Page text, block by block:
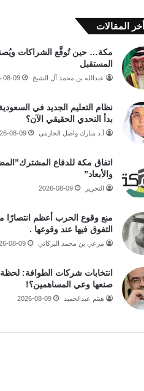
أخر المقالات
مكة… حين تُوقَّع الشراكات
المستقبل
عبدالله بن محمد آل الشيخ 08-09
نظام التعليم الجديد في
بدأ التحدي الحقيقي الآن؟
أ.د مبارك واصل الحازمي 08-09
اتفاق مكة للدفاع
والأبعاد”
التحرير 2026-08-09
منع وقوع الحرب أعظم انتصارًا
التفوق فيها عند وقوعها .
مرعي بن محمد البركاتي 08-09
انتخابات شركات الطوافة:
صنعها وعي المساهمين؟!
هيثم عبدالحميد 2026-08-09